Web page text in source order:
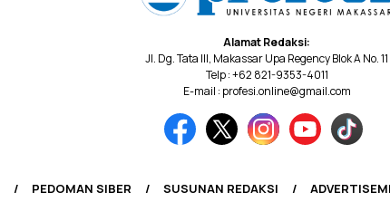
Alamat Redaksi:
Jl. Dg. Tata III, Makassar Upa Regency Blok A No. 11
Telp : +62 821-9353-4011
E-mail : profesi.online@gmail.com
PEDOMAN SIBER SUSUNAN REDAKSI